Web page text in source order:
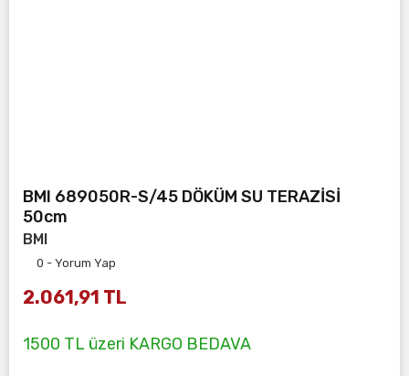
BMI 689050R-S/45 DÖKÜM SU TERAZİSİ
50cm
BMI
0 - Yorum Yap
2.061,91 TL
1500 TL üzeri KARGO BEDAVA